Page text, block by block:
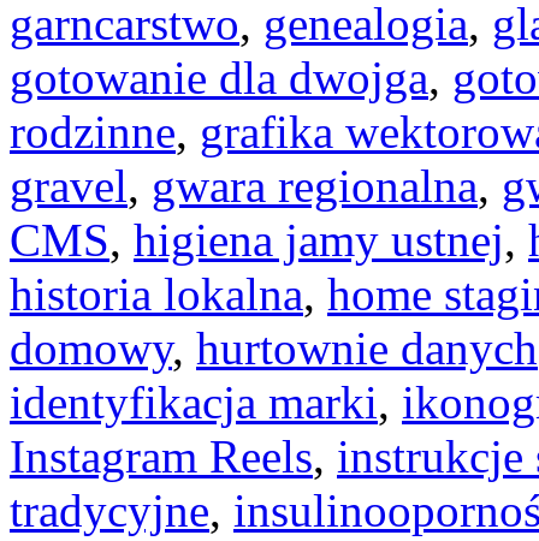
garncarstwo, genealogia,
gotowanie dla dwojga,
rodzinne, grafika
gravel, gwara regionalna,
CMS, higiena jamy ustnej,
historia lokalna, home
domowy, hurtownie danych
identyfikacja marki,
Instagram Reels, instrukcje
tradycyjne,